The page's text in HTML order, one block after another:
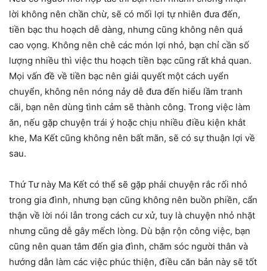
lời không nên chần chừ, sẽ có mối lợi tự nhiên đưa đến,
tiền bạc thu hoạch dễ dàng, nhưng cũng không nên quá
cao vọng. Không nên chê các món lợi nhỏ, bạn chỉ cần số
lượng nhiều thì việc thu hoạch tiền bạc cũng rất khả quan.
Mọi vấn đề về tiền bạc nên giải quyết một cách uyển
chuyển, không nên nóng nảy dễ đưa đến hiểu lầm tranh
cãi, bạn nên dùng tình cảm sẽ thành công. Trong việc làm
ăn, nếu gặp chuyện trái ý hoặc chịu nhiều điều kiện khắt
khe, Ma Kết cũng không nên bất mãn, sẽ có sự thuận lợi về
sau.
Thứ Tư này Ma Kết có thể sẽ gặp phải chuyện rắc rối nhỏ
trong gia đình, nhưng bạn cũng không nên buồn phiền, cẩn
thận về lời nói lẫn trong cách cư xử, tuy là chuyện nhỏ nhặt
nhưng cũng dễ gây mếch lòng. Dù bận rộn công việc, bạn
cũng nên quan tâm đến gia đình, chăm sóc người thân và
hướng dẫn làm các việc phúc thiện, điều căn bản này sẽ tốt